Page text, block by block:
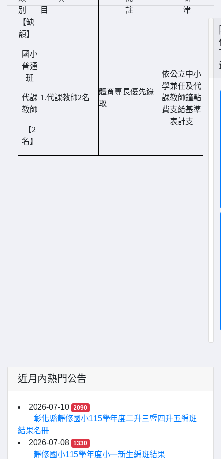
別
【缺
額】
目
註
津
國小
普通
班
代課
教師
【2
名】
1.代課教師2名
體育專長優先錄
取
依公立中小
學兼任及代
課教師鐘點
費支給基準
表計支
近月內熱門公告
2026-07-10 2090
彰化縣靜修國小115學年度二升三暨四升五編班
結果名冊
2026-07-08
1330
靜修國小115學年度小一新生編班結果